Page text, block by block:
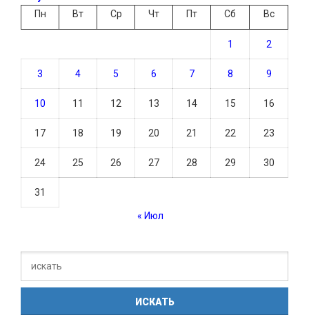
Пн
Вт Ср Чт Пт Сб Вс
1 2
3 4 5 6 7 8 9
10 11 12 13 14 15 16
17 18 19 20 21 22 23
24 25 26 27 28 29 30
31
« Июл